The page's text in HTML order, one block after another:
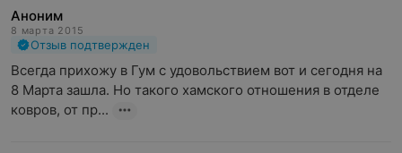
Аноним
8 марта 2015
Отзыв подтвержден
Всегда прихожу в Гум с удовольствием вот и сегодня на
8 Марта зашла. Но такого хамского отношения в отделе
ковров, от пр...